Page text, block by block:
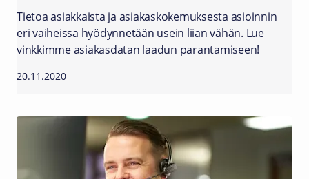
Tietoa asiakkaista ja asiakaskokemuksesta asioinnin
eri vaiheissa hyödynnetään usein liian vähän. Lue
vinkkimme asiakasdatan laadun parantamiseen!
20.11.2020